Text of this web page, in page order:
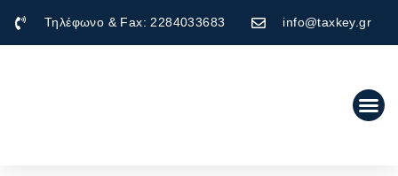
Τηλέφωνο & Fax: 2284033683 info@taxkey.gr